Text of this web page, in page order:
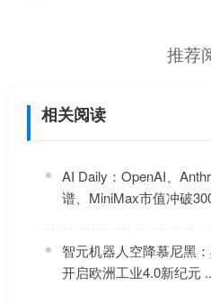
推荐
相关阅读
AI Daily：OpenAI、
谱、MiniMax市值冲破
智元机器人空降慕尼黑
开启欧洲工业4.0新纪元